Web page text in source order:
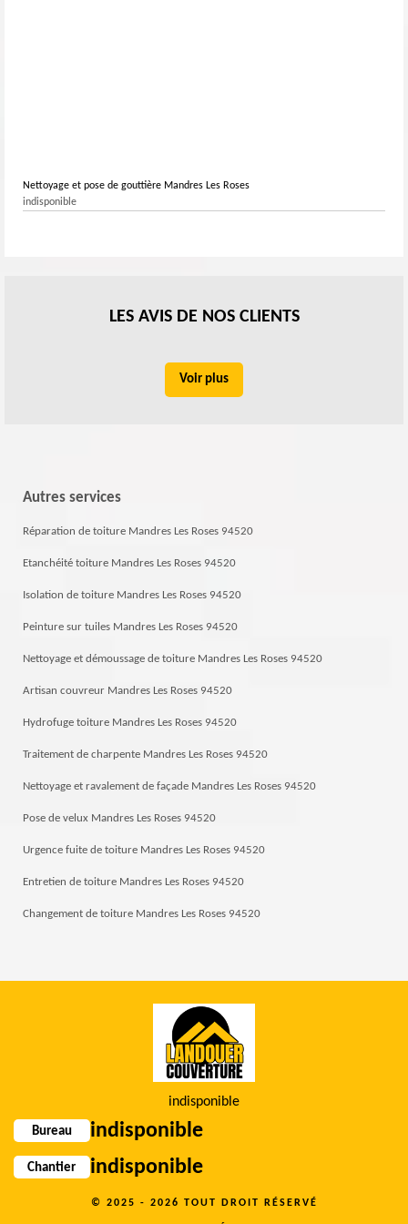
Nettoyage et pose de gouttière Mandres Les Roses
indisponible
LES AVIS DE NOS CLIENTS
Voir plus
Autres services
Réparation de toiture Mandres Les Roses 94520
Etanchéité toiture Mandres Les Roses 94520
Isolation de toiture Mandres Les Roses 94520
Peinture sur tuiles Mandres Les Roses 94520
Nettoyage et démoussage de toiture Mandres Les Roses 94520
Artisan couvreur Mandres Les Roses 94520
Hydrofuge toiture Mandres Les Roses 94520
Traitement de charpente Mandres Les Roses 94520
Nettoyage et ravalement de façade Mandres Les Roses 94520
Pose de velux Mandres Les Roses 94520
Urgence fuite de toiture Mandres Les Roses 94520
Entretien de toiture Mandres Les Roses 94520
Changement de toiture Mandres Les Roses 94520
indisponible
Bureau indisponible
Chantier indisponible
© 2025 - 2026 TOUT DROIT RÉSERVÉ